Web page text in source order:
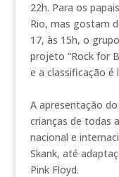
22h. Para os
Rio, mas gostam
17, às 15h, o
projeto “Rock for
e a classificação é
A apresentação
crianças de todas
nacional e
Skank, até
Pink Floyd.